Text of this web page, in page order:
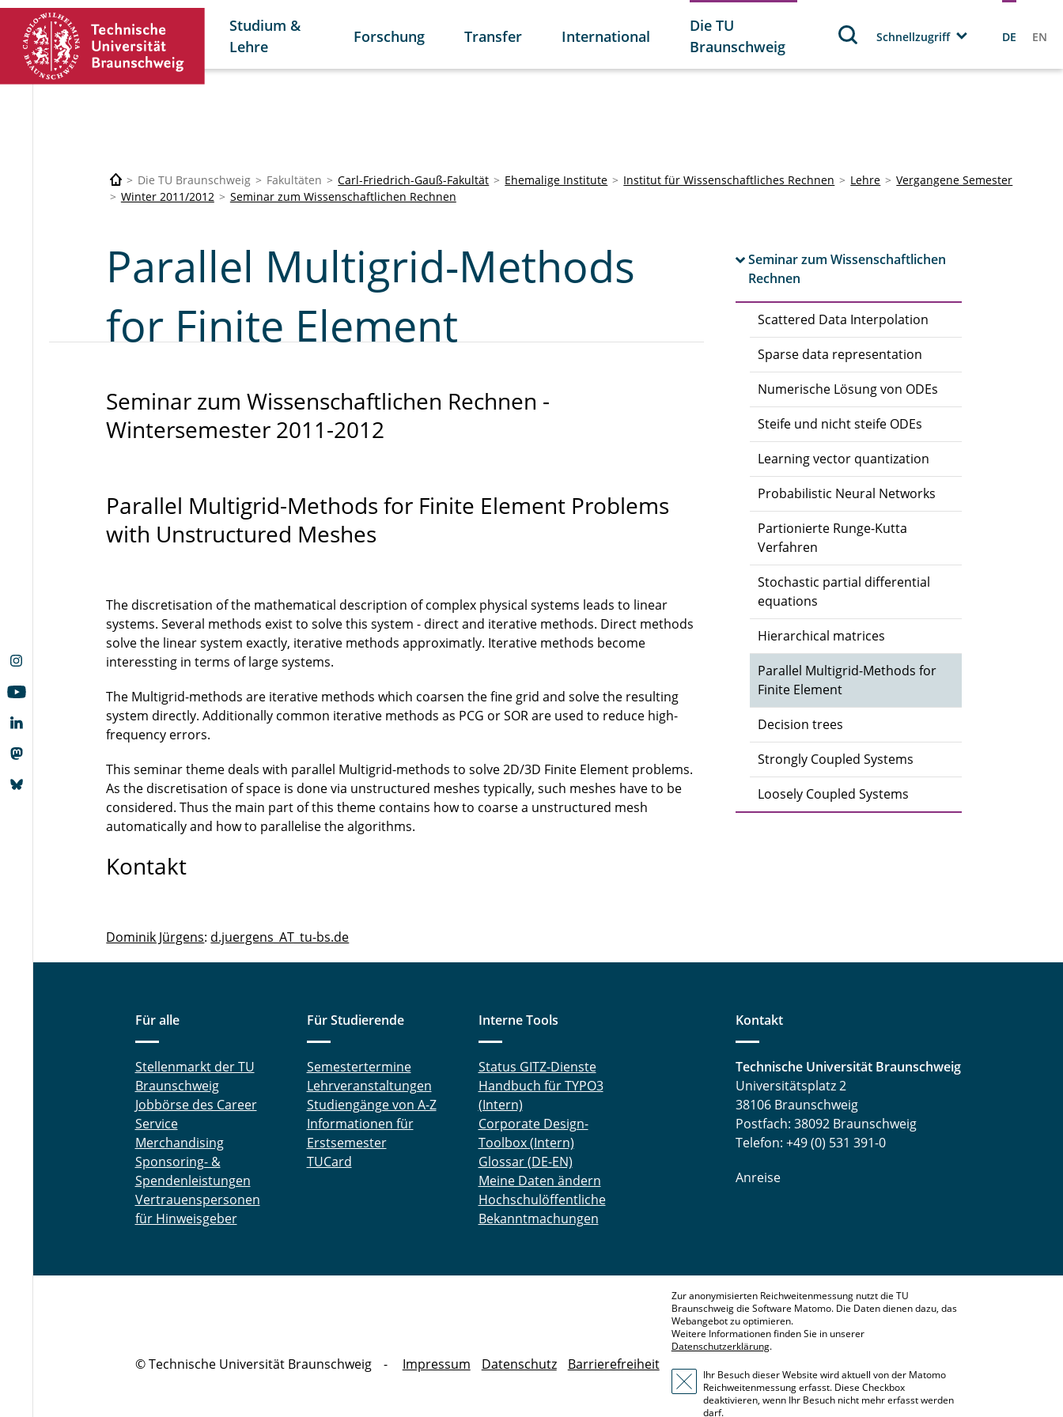
Studium &
Lehre
Forschung Transfer International
Die TU
Braunschweig
Schnellzugriff DE EN
Die TU Braunschweig Fakultäten Carl-Friedrich-Gauß-Fakultät Ehemalige Institute Institut für Wissenschaftliches Rechnen Lehre
Vergangene Semester
Winter 2011/2012
Seminar zum Wissenschaftlichen Rechnen
Seminar zum Wissenschaftlichen
Rechnen
Scattered Data Interpolation
Sparse data representation
Numerische Lösung von ODEs
Steife und nicht steife ODEs
Learning vector quantization
Probabilistic Neural Networks
Partionierte Runge-Kutta
Verfahren
Stochastic partial differential
equations
Hierarchical matrices
Parallel Multigrid-Methods for
Finite Element
Decision trees
Strongly Coupled Systems
Loosely Coupled Systems
Parallel Multigrid-Methods
for Finite Element
Seminar zum Wissenschaftlichen Rechnen -
Wintersemester 2011-2012
Parallel Multigrid-Methods for Finite Element Problems
with Unstructured Meshes
The discretisation of the mathematical description of complex physical systems leads to linear
systems. Several methods exist to solve this system - direct and iterative methods. Direct methods
solve the linear system exactly, iterative methods approximatly. Iterative methods become
interessting in terms of large systems.
The Multigrid-methods are iterative methods which coarsen the fine grid and solve the resulting
system directly. Additionally common iterative methods as PCG or SOR are used to reduce high-
frequency errors.
This seminar theme deals with parallel Multigrid-methods to solve 2D/3D Finite Element problems.
As the discretisation of space is done via unstructured meshes typically, such meshes have to be
considered. Thus the main part of this theme contains how to coarse a unstructured mesh
automatically and how to parallelise the algorithms.
Kontakt
Dominik Jürgens: d.juergens_AT_tu-bs.de
Für alle
Stellenmarkt der TU
Braunschweig
Jobbörse des Career
Service
Merchandising
Sponsoring- &
Spendenleistungen
Vertrauenspersonen
für Hinweisgeber
Für Studierende
Semestertermine
Lehrveranstaltungen
Studiengänge von A-Z
Informationen für
Erstsemester
TUCard
Interne Tools
Status GITZ-Dienste
Handbuch für TYPO3
(Intern)
Corporate Design-
Toolbox (Intern)
Glossar (DE-EN)
Meine Daten ändern
Hochschulöffentliche
Bekanntmachungen
Kontakt
Technische Universität Braunschweig
Universitätsplatz 2
38106 Braunschweig
Postfach: 38092 Braunschweig
Telefon: +49 (0) 531 391-0
Anreise
© Technische Universität Braunschweig Impressum Datenschutz Barrierefreiheit
Zur anonymisierten Reichweitenmessung nutzt die TU
Braunschweig die Software Matomo. Die Daten dienen dazu, das
Webangebot zu optimieren.
Weitere Informationen finden Sie in unserer
Datenschutzerklärung.
Ihr Besuch dieser Website wird aktuell von der Matomo
Reichweitenmessung erfasst. Diese Checkbox
deaktivieren, wenn Ihr Besuch nicht mehr erfasst werden
darf.